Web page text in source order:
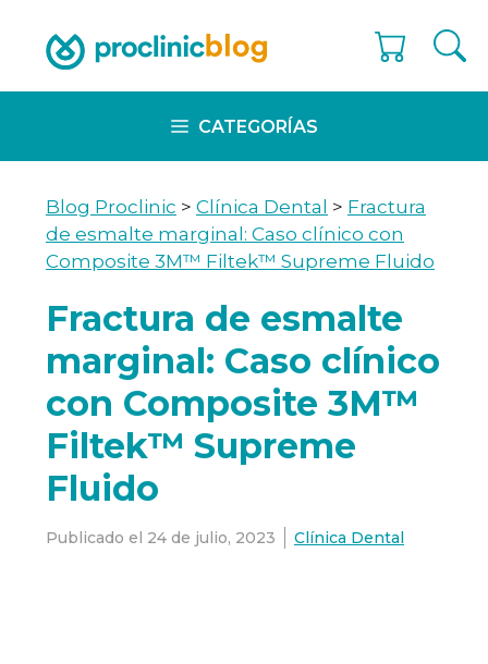
content
CATEGORÍAS
Blog Proclinic > Clínica Dental > Fractura
de esmalte marginal: Caso clínico con
Composite 3M™ Filtek™ Supreme Fluido
Fractura de esmalte
marginal: Caso clínico
con Composite 3M™
Filtek™ Supreme
Fluido
Publicado el 24 de julio, 2023 Clínica Dental